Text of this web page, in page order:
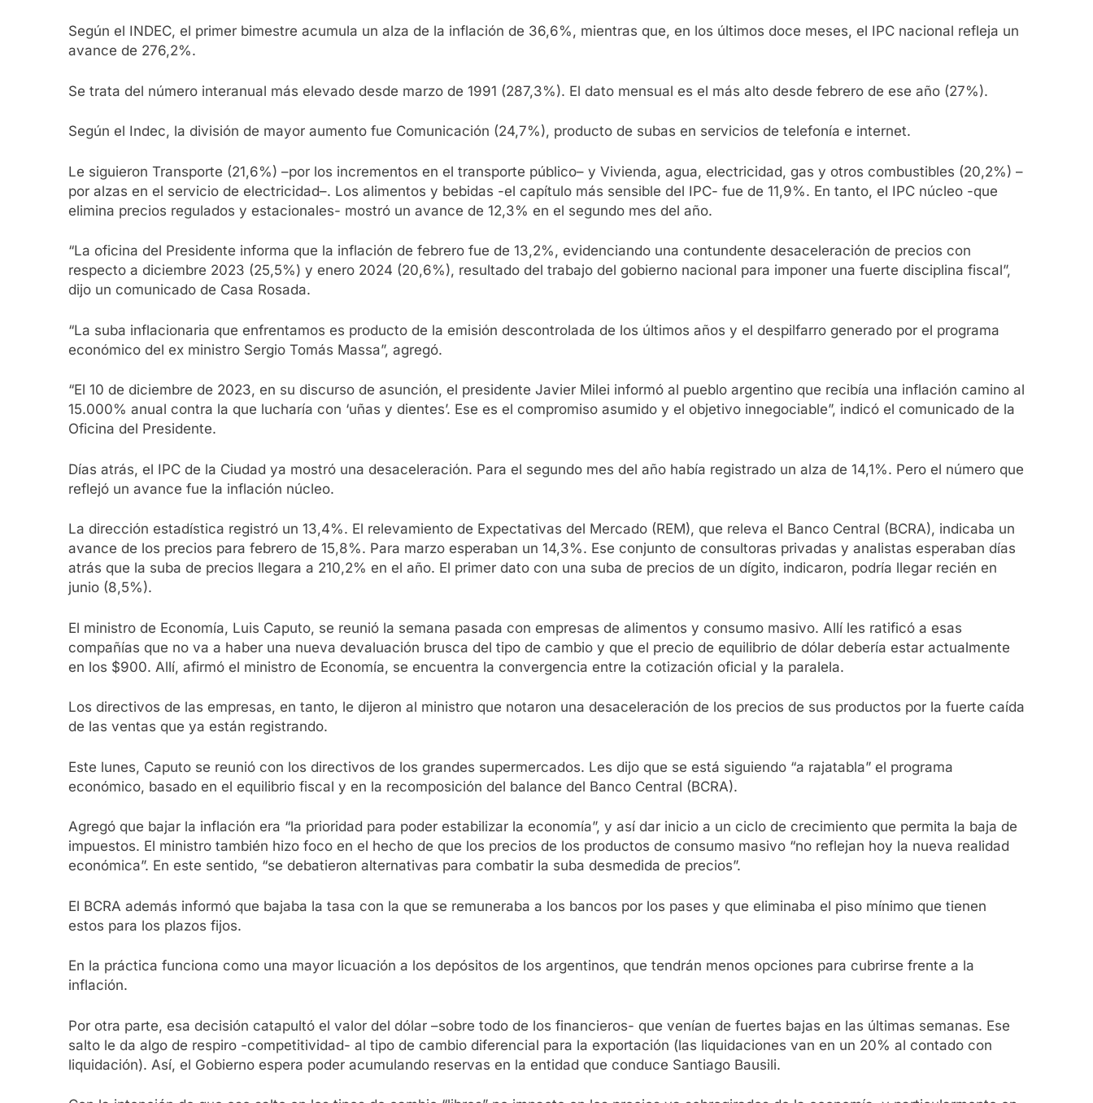
Según el INDEC, el primer bimestre acumula un alza de la inflación de 36,6%, mientras que, en los últimos doce meses, el IPC nacional refleja un
avance de 276,2%.
Se trata del número interanual más elevado desde marzo de 1991 (287,3%). El dato mensual es el más alto desde febrero de ese año (27%).
Según el Indec, la división de mayor aumento fue Comunicación (24,7%), producto de subas en servicios de telefonía e internet.
Le siguieron Transporte (21,6%) –por los incrementos en el transporte público– y Vivienda, agua, electricidad, gas y otros combustibles (20,2%) –
por alzas en el servicio de electricidad–. Los alimentos y bebidas -el capítulo más sensible del IPC- fue de 11,9%. En tanto, el IPC núcleo -que
elimina precios regulados y estacionales- mostró un avance de 12,3% en el segundo mes del año.
“La oficina del Presidente informa que la inflación de febrero fue de 13,2%, evidenciando una contundente desaceleración de precios con
respecto a diciembre 2023 (25,5%) y enero 2024 (20,6%), resultado del trabajo del gobierno nacional para imponer una fuerte disciplina fiscal”,
dijo un comunicado de Casa Rosada.
“La suba inflacionaria que enfrentamos es producto de la emisión descontrolada de los últimos años y el despilfarro generado por el programa
económico del ex ministro Sergio Tomás Massa”, agregó.
“El 10 de diciembre de 2023, en su discurso de asunción, el presidente Javier Milei informó al pueblo argentino que recibía una inflación camino al
15.000% anual contra la que lucharía con ‘uñas y dientes’. Ese es el compromiso asumido y el objetivo innegociable”, indicó el comunicado de la
Oficina del Presidente.
Días atrás, el IPC de la Ciudad ya mostró una desaceleración. Para el segundo mes del año había registrado un alza de 14,1%. Pero el número que
reflejó un avance fue la inflación núcleo.
La dirección estadística registró un 13,4%. El relevamiento de Expectativas del Mercado (REM), que releva el Banco Central (BCRA), indicaba un
avance de los precios para febrero de 15,8%. Para marzo esperaban un 14,3%. Ese conjunto de consultoras privadas y analistas esperaban días
atrás que la suba de precios llegara a 210,2% en el año. El primer dato con una suba de precios de un dígito, indicaron, podría llegar recién en
junio (8,5%).
El ministro de Economía, Luis Caputo, se reunió la semana pasada con empresas de alimentos y consumo masivo. Allí les ratificó a esas
compañías que no va a haber una nueva devaluación brusca del tipo de cambio y que el precio de equilibrio de dólar debería estar actualmente
en los $900. Allí, afirmó el ministro de Economía, se encuentra la convergencia entre la cotización oficial y la paralela.
Los directivos de las empresas, en tanto, le dijeron al ministro que notaron una desaceleración de los precios de sus productos por la fuerte caída
de las ventas que ya están registrando.
Este lunes, Caputo se reunió con los directivos de los grandes supermercados. Les dijo que se está siguiendo “a rajatabla” el programa
económico, basado en el equilibrio fiscal y en la recomposición del balance del Banco Central (BCRA).
Agregó que bajar la inflación era “la prioridad para poder estabilizar la economía”, y así dar inicio a un ciclo de crecimiento que permita la baja de
impuestos. El ministro también hizo foco en el hecho de que los precios de los productos de consumo masivo “no reflejan hoy la nueva realidad
económica”. En este sentido, “se debatieron alternativas para combatir la suba desmedida de precios”.
El BCRA además informó que bajaba la tasa con la que se remuneraba a los bancos por los pases y que eliminaba el piso mínimo que tienen
estos para los plazos fijos.
En la práctica funciona como una mayor licuación a los depósitos de los argentinos, que tendrán menos opciones para cubrirse frente a la
inflación.
Por otra parte, esa decisión catapultó el valor del dólar –sobre todo de los financieros- que venían de fuertes bajas en las últimas semanas. Ese
salto le da algo de respiro -competitividad- al tipo de cambio diferencial para la exportación (las liquidaciones van en un 20% al contado con
liquidación). Así, el Gobierno espera poder acumulando reservas en la entidad que conduce Santiago Bausili.